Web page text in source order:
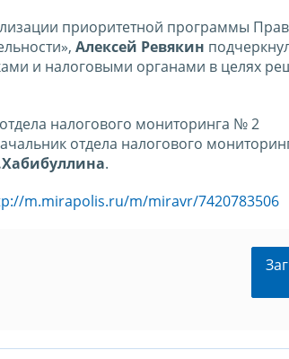
приоритетной программы
Алексей Ревякин
и налоговыми органами в целях
налогового мониторинга № 2
отдела налогового
.
m.mirapolis.ru/m/miravr/7420783506